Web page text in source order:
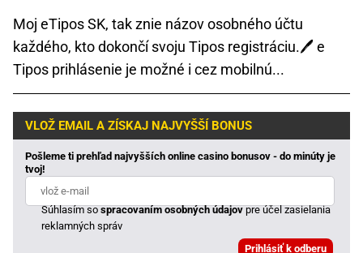
Moj eTipos SK, tak znie názov osobného účtu
každého, kto dokončí svoju Tipos registráciu.🖊️ e
Tipos prihlásenie je možné i cez mobilnú...
VLOŽ EMAIL A ZÍSKAJ NAJVYŠŠÍ BONUS
Pošleme ti prehľad najvyšších online casino bonusov - do minúty je
tvoj!
Súhlasím sospracovaním osobných údajovpre účel zasielania
reklamných správ